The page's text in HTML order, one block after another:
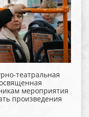
театральная
мероприятия
произведения